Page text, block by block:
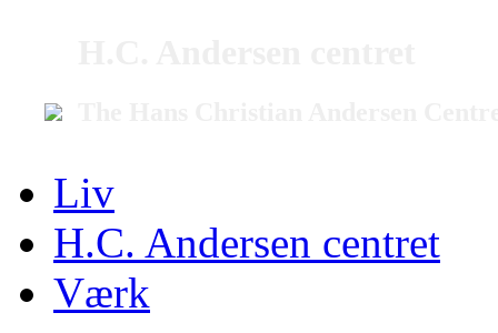
Liv
H.C. Andersen centret
Værk